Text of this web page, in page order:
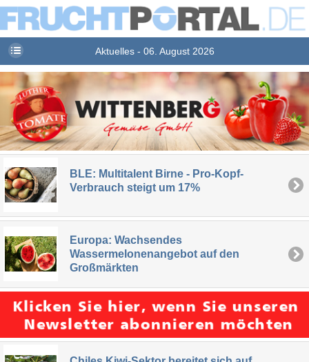
Aktuelles - 06. August 2026
BLE: Multitalent Birne - Pro-Kopf-
Verbrauch steigt um 17%
Europa: Wachsendes
Wassermelonenangebot auf den
Großmärkten